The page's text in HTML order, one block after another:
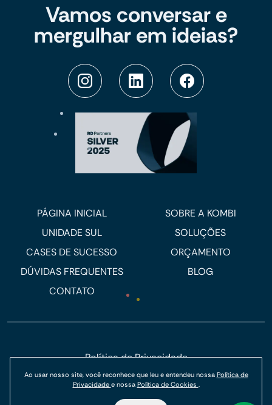
Vamos conversar e
mergulhar em ideias?
PÁGINA INICIAL
SOBRE A KOMBI
UNIDADE SUL
SOLUÇÕES
CASES DE SUCESSO
ORÇAMENTO
DÚVIDAS FREQUENTES
BLOG
CONTATO
Política de Privacidade
Política de Cookies
© Kombi Agência Digital 2026.
Ao usar nosso site, você reconhece que leu e entendeu nossa Política de
Privacidade e nossa Política de Cookies .